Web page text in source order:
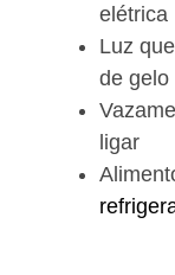
elétrica
Luz
de gelo
ligar